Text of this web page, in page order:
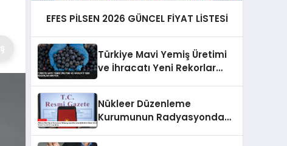
EFES PİLSEN 2026 GÜNCEL FİYAT LİSTESİ
Türkiye Mavi Yemiş Üretimi
ve İhracatı Yeni Rekorlar
Nükleer Düzenleme
Kurumunun Radyasyondan